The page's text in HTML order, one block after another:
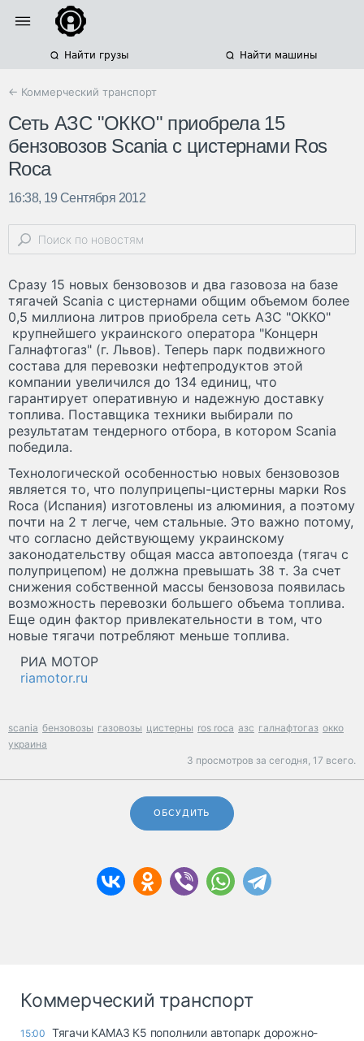
Найти грузы Найти машины
← Коммерческий транспорт
Сеть АЗС "ОККО" приобрела 15
бензовозов Scania с цистернами Ros
Roca
16:38, 19 Сентября 2012
Сразу 15 новых бензовозов и два газовоза на базе
тягачей Scania с цистернами общим объемом более
0,5 миллиона литров приобрела сеть АЗС "ОККО"
крупнейшего украинского оператора "Концерн
Галнафтогаз" (г. Львов). Теперь парк подвижного
состава для перевозки нефтепродуктов этой
компании увеличился до 134 единиц, что
гарантирует оперативную и надежную доставку
топлива. Поставщика техники выбирали по
результатам тендерного отбора, в котором Scania
победила.
Технологической особенностью новых бензовозов
является то, что полуприцепы-цистерны марки Ros
Roca (Испания) изготовлены из алюминия, а поэтому
почти на 2 т легче, чем стальные. Это важно потому,
что согласно действующему украинскому
законодательству общая масса автопоезда (тягач с
полуприцепом) не должна превышать 38 т. За счет
снижения собственной массы бензовоза появилась
возможность перевозки большего объема топлива.
Еще один фактор привлекательности в том, что
новые тягачи потребляют меньше топлива.
РИА МОТОР
riamotor.ru
scania бензовозы газовозы цистерны ros roca азс галнафтогаз окко
украина
3 просмотров за сегодня, 17 всего.
ОБСУДИТЬ
Коммерческий транспорт
15:00 Тягачи КАМАЗ К5 пополнили автопарк дорожно-